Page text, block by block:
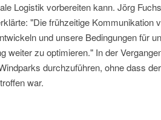
Logistik vorbereiten kann. Jörg
"Die frühzeitige Kommunikation
und unsere Bedingungen für
zu optimieren." In der
durchzuführen, ohne dass
war.